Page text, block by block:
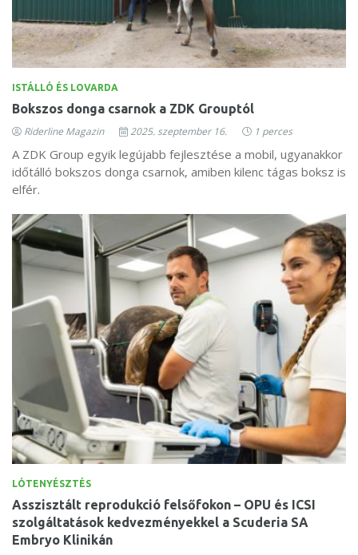
ISTÁLLÓ ÉS LOVARDA
Bokszos donga csarnok a ZDK Grouptól
Riderline Magazin 2025. szeptember 16. 1 perces
A ZDK Group egyik legújabb fejlesztése a mobil, ugyanakkor
időtálló bokszos donga csarnok, amiben kilenc tágas boksz is
elfér.
LÓTENYÉSZTÉS
Asszisztált reprodukció felsőfokon – OPU és ICSI
szolgáltatások kedvezményekkel a Scuderia SA
Embryo Klinikán